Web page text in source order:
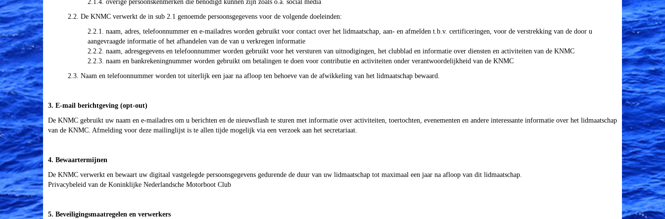
2.1.4. overige persoonskenmerken die benodigd kunnen zijn zoals o.a. social media
2.2. De KNMC verwerkt de in sub 2.1 genoemde persoonsgegevens voor de volgende doeleinden:
2.2.1. naam, adres, telefoonnummer en e-mailadres worden gebruikt voor contact over het lidmaatschap, aan- en afmelden t.b.v. certificeringen, voor de verstrekking van de door u
aangevraagde informatie of het afhandelen van de van u verkregen informatie
2.2.2. naam, adresgegevens en telefoonnummer worden gebruikt voor het versturen van uitnodigingen, het clubblad en informatie over diensten en activiteiten van de KNMC
2.2.3. naam en bankrekeningnummer worden gebruikt om betalingen te doen voor contributie en activiteiten onder verantwoordelijkheid van de KNMC
2.3. Naam en telefoonnummer worden tot uiterlijk een jaar na afloop ten behoeve van de afwikkeling van het lidmaatschap bewaard.
3. E-mail berichtgeving (opt-out)
De KNMC gebruikt uw naam en e-mailadres om u berichten en de nieuwsflash te sturen met informatie over activiteiten, toertochten, evenementen en andere interessante informatie over het lidmaatschap
van de KNMC. Afmelding voor deze mailinglijst is te allen tijde mogelijk via een verzoek aan het secretariaat.
4. Bewaartermijnen
De KNMC verwerkt en bewaart uw digitaal vastgelegde persoonsgegevens gedurende de duur van uw lidmaatschap tot maximaal een jaar na afloop van dit lidmaatschap.
Privacybeleid van de Koninklijke Nederlandsche Motorboot Club
5. Beveiligingsmaatregelen en verwerkers